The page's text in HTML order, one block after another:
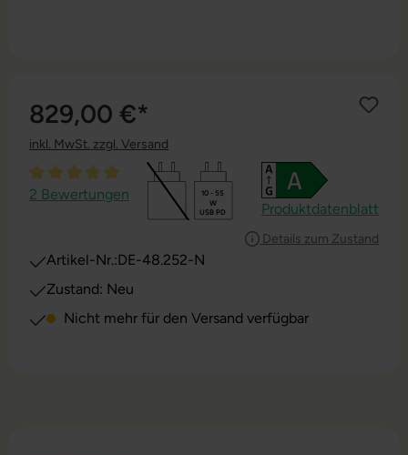
829,00 €*
inkl. MwSt. zzgl. Versand
Durchschnittliche Bewertung von 5 von 5 Sternen
2 Bewertungen
10 - 55
W
USB PD
Produktdatenblatt
Details zum Zustand
Artikel-Nr.:DE-48.252-N
Zustand: Neu
Nicht mehr für den Versand verfügbar